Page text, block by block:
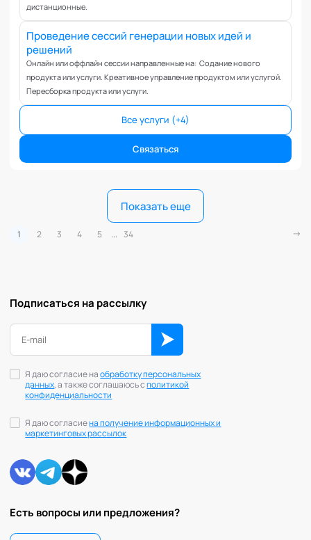
дистанционные.
Проведение сессий генерации новых идей и
решений
Онлайн или оффлайн сессии направленные на: Содание нового
продукта или услуги. Креативное управление продуктом или услугой.
Пересборка продукта или услуги.
Все услуги (+4)
Связаться
Показать еще
1 2 3 4 5 ... 34
Есть вопросы или предложения?
Подписаться на рассылку
Я даю согласие наобработку персональных
данных, а также соглашаюсь сполитикой
конфиденциальности
Я даю согласиена получение информационных и
маркетинговых рассылок